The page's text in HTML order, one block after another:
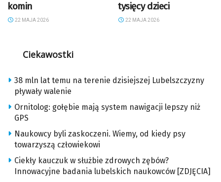
komin
22 MAJA 2026
tysięcy dzieci
22 MAJA 2026
Ciekawostki
38 mln lat temu na terenie dzisiejszej Lubelszczyzny
pływały walenie
Ornitolog: gołębie mają system nawigacji lepszy niż
GPS
Naukowcy byli zaskoczeni. Wiemy, od kiedy psy
towarzyszą człowiekowi
Ciekły kauczuk w służbie zdrowych zębów?
Innowacyjne badania lubelskich naukowców [ZDJĘCIA]